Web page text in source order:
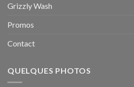
Grizzly Wash
Promos
Contact
QUELQUES PHOTOS